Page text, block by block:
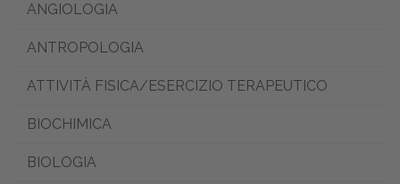
ANGIOLOGIA
ANTROPOLOGIA
ATTIVITÀ FISICA/ESERCIZIO TERAPEUTICO
BIOCHIMICA
BIOLOGIA